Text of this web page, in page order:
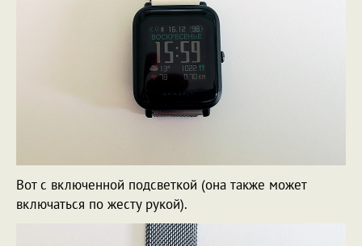
Вот с включенной подсветкой (она также может
включаться по жесту рукой).